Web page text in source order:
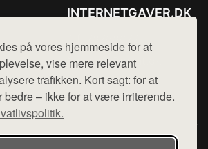
på vores hjemmeside for at
vise mere relevant
trafikken. Kort sagt: for at
bedre – ikke for at være irriterende.
INTERNETGAVER.DK
Mail: hej@want.dk
Cookie- og privatlivspolitik